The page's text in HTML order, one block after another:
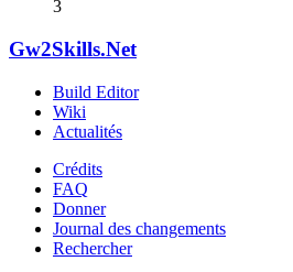
3
Gw2Skills.Net
Build Editor
Wiki
Actualités
Crédits
FAQ
Donner
Journal des changements
Rechercher